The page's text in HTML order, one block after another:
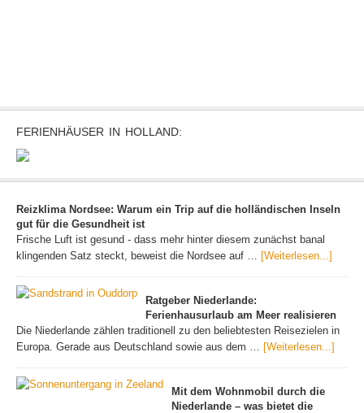
FERIENHÄUSER IN HOLLAND:
Reizklima Nordsee: Warum ein Trip auf die holländischen Inseln
gut für die Gesundheit ist
Frische Luft ist gesund - dass mehr hinter diesem zunächst banal
klingenden Satz steckt, beweist die Nordsee auf … [Weiterlesen...]
Ratgeber Niederlande:
Ferienhausurlaub am Meer realisieren
Die Niederlande zählen traditionell zu den beliebtesten Reisezielen in
Europa. Gerade aus Deutschland sowie aus dem … [Weiterlesen...]
Mit dem Wohnmobil durch die
Niederlande – was bietet die